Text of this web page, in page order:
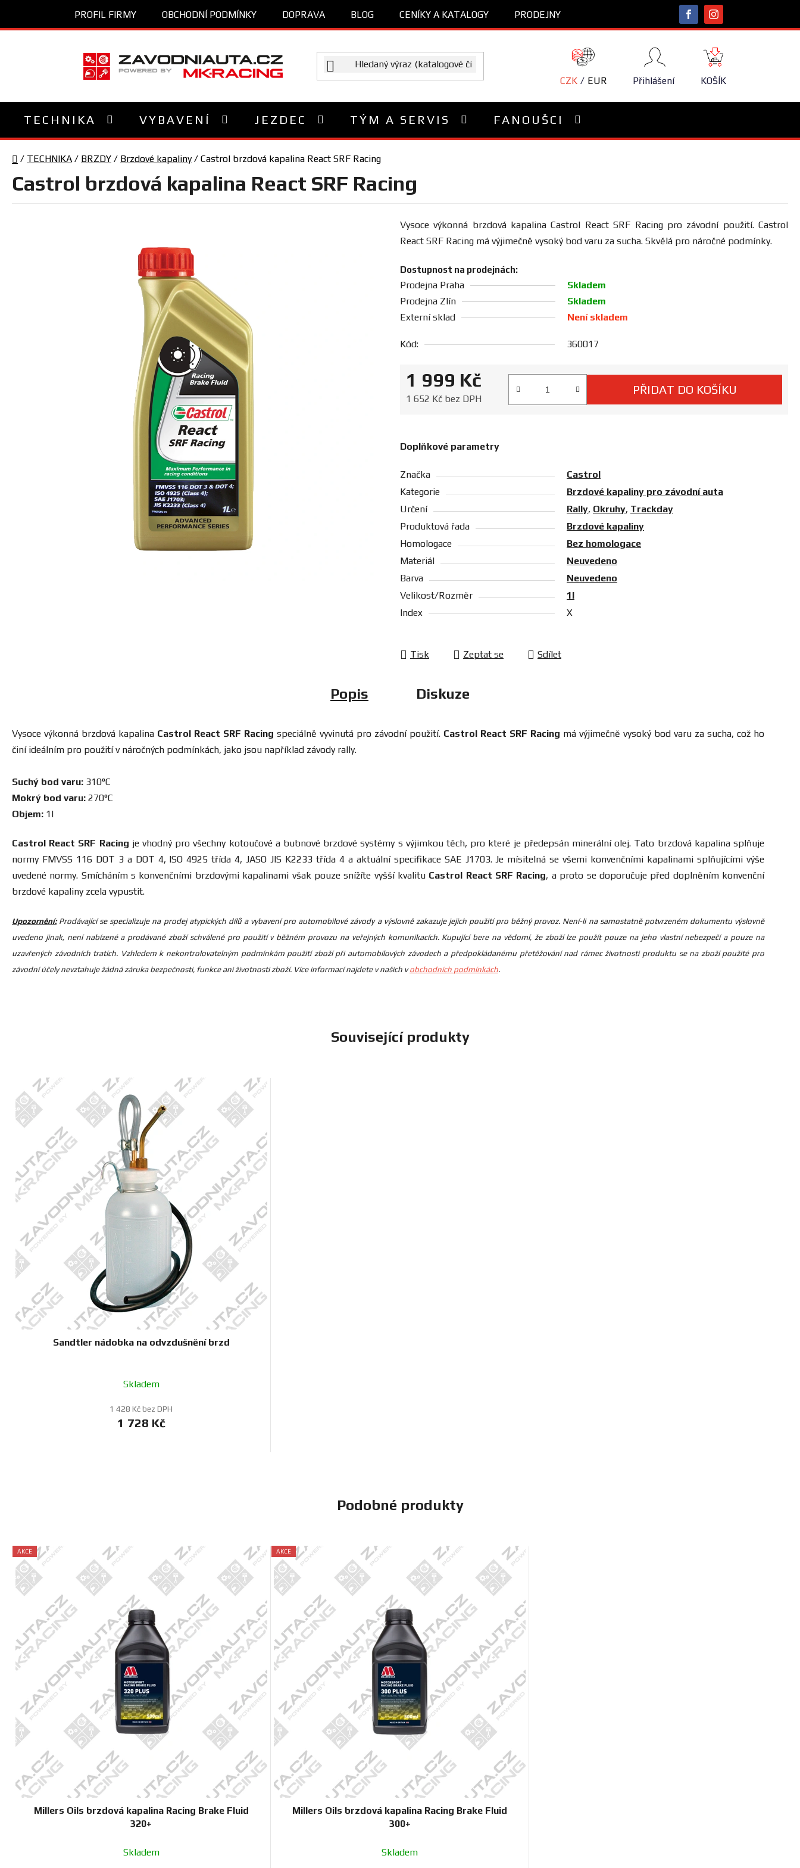
obsah
PROFIL FIRMY OBCHODNÍ PODMÍNKY DOPRAVA BLOG CENÍKY A KATALOGY PRODEJNY
CZK EUR Přihlášení
NÁKUPNÍ
KOŠÍK
KOŠÍK
TECHNIKA VYBAVENÍ JEZDEC TÝM A SERVIS FANOUŠCI
Domů
/ TECHNIKA / BRZDY / Brzdové kapaliny / Castrol brzdová kapalina React SRF Racing
Castrol brzdová kapalina React SRF Racing
Vysoce výkonná brzdová kapalina Castrol React SRF Racing pro závodní použití. Castrol
React SRF Racing má výjimečně vysoký bod varu za sucha. Skvělá pro náročné podmínky.
Dostupnost na prodejnách:
Prodejna Praha
Skladem
Prodejna Zlín
Skladem
Externí sklad
Není skladem
Kód: 360017
1 999 Kč
1 652 Kč bez DPH
PŘIDAT DO KOŠÍKU
Doplňkové parametry
Značka
Castrol
Kategorie
Brzdové kapaliny pro závodní auta
Určení
Rally, Okruhy, Trackday
Produktová řada
Brzdové kapaliny
Homologace
Bez homologace
Materiál
Neuvedeno
Barva
Neuvedeno
Velikost/Rozměr
1l
Index
X
Tisk Zeptat se Sdílet
Popis Diskuze
Vysoce výkonná brzdová kapalina Castrol React SRF Racing speciálně vyvinutá pro závodní použití. Castrol React SRF Racing má výjimečně vysoký bod varu za sucha, což ho
činí ideálním pro použití v náročných podmínkách, jako jsou například závody rally.
Suchý bod varu: 310°C
Mokrý bod varu: 270°C
Objem: 1l
Castrol React SRF Racing je vhodný pro všechny kotoučové a bubnové brzdové systémy s výjimkou těch, pro které je předepsán minerální olej. Tato brzdová kapalina splňuje
normy FMVSS 116 DOT 3 a DOT 4, ISO 4925 třída 4, JASO JIS K2233 třída 4 a aktuální specifikace SAE J1703. Je mísitelná se všemi konvenčními kapalinami splňujícími výše
uvedené normy. Smícháním s konvenčními brzdovými kapalinami však pouze snížíte vyšší kvalitu Castrol React SRF Racing, a proto se doporučuje před doplněním konvenční
brzdové kapaliny zcela vypustit.
Upozornění:Prodávající se specializuje na prodej atypických dílů a vybavení pro automobilové závody a výslovně zakazuje jejich použití pro běžný provoz. Není-li na samostatně potvrzeném dokumentu výslovně
uvedeno jinak, není nabízené a prodávané zboží schválené pro použití v běžném provozu na veřejných komunikacích. Kupující bere na vědomí, že zboží lze použít pouze na jeho vlastní nebezpečí a pouze na
uzavřených závodních tratích. Vzhledem k nekontrolovatelným podmínkám použití zboží při automobilových závodech a předpokládanému přetěžování nad rámec životnosti produktu se na zboží použité pro
závodní účely nevztahuje žádná záruka bezpečnosti, funkce ani životnosti zboží. Více informací najdete v našich vobchodních podmínkách.
Související produkty
Sandtler nádobka na odvzdušnění brzd
Skladem
1 428 Kč bez DPH
1 728 Kč
Podobné produkty
AKCE
Millers Oils brzdová kapalina Racing Brake Fluid
320+
Skladem
AKCE
Millers Oils brzdová kapalina Racing Brake Fluid
300+
Skladem